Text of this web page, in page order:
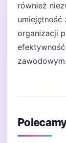
również
umiejętność
organizacji
zawodowym.